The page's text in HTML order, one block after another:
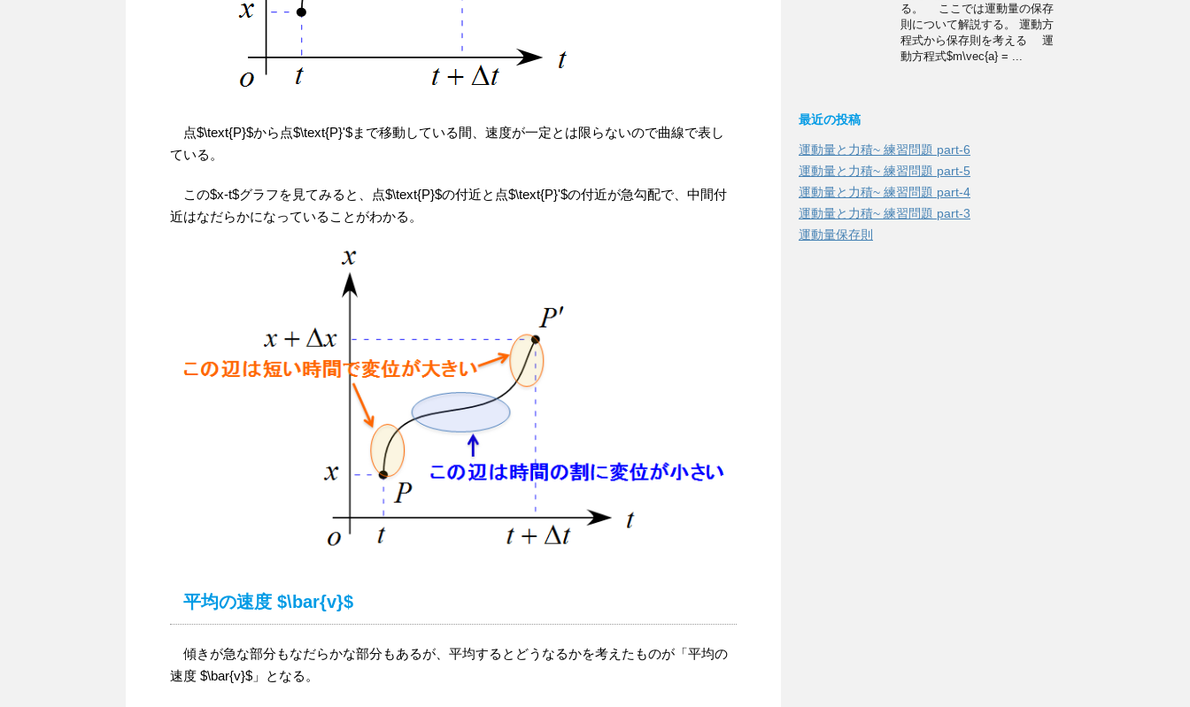
点$\text{P}$から点$\text{P}'$まで移動している間、速度が一定とは限らないので曲線で表し
ている。
この$x-t$グラフを見てみると、点$\text{P}$の付近と点$\text{P}'$の付近が急勾配で、中間付
近はなだらかになっていることがわかる。
平均の速度 $\bar{v}$
傾きが急な部分もなだらかな部分もあるが、平均するとどうなるかを考えたものが「平均の
速度 $\bar{v}$」となる。
る。 ここでは運動量の保存
則について解説する。 運動方
程式から保存則を考える 運
動方程式$m\vec{a} = ...
最近の投稿
運動量と力積~ 練習問題 part-6
運動量と力積~ 練習問題 part-5
運動量と力積~ 練習問題 part-4
運動量と力積~ 練習問題 part-3
運動量保存則